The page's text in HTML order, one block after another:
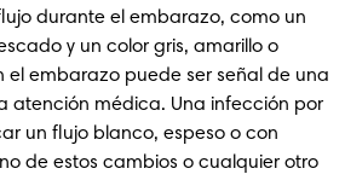
durante el embarazo, como un
y un color gris, amarillo o
el embarazo puede ser señal de una
atención médica. Una infección por
un flujo blanco, espeso o con